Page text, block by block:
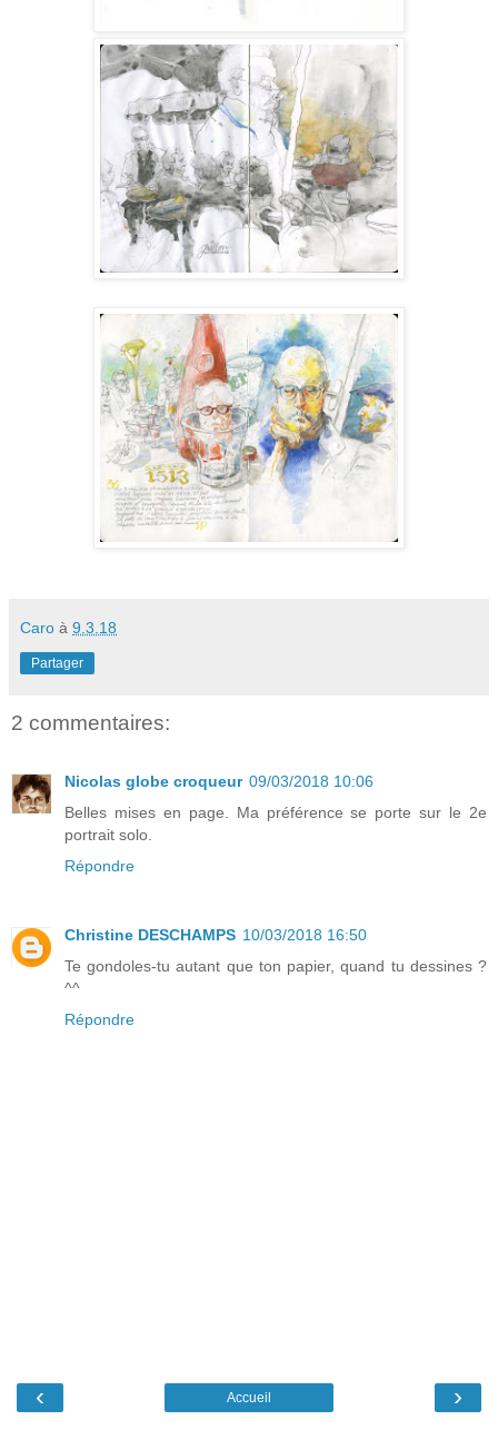
Caro à 9.3.18
Partager
2 commentaires:
Nicolas globe croqueur 09/03/2018 10:06
Belles mises en page. Ma préférence se porte sur le 2e
portrait solo.
Répondre
Christine DESCHAMPS 10/03/2018 16:50
Te gondoles-tu autant que ton papier, quand tu dessines ?
^^
Répondre
‹ ›
Accueil